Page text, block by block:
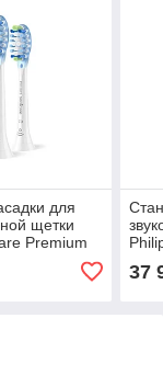
для
щетки
Premium
HX9042/87
37